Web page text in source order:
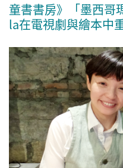
童書書房》「墨西
la在電視劇與繪本中